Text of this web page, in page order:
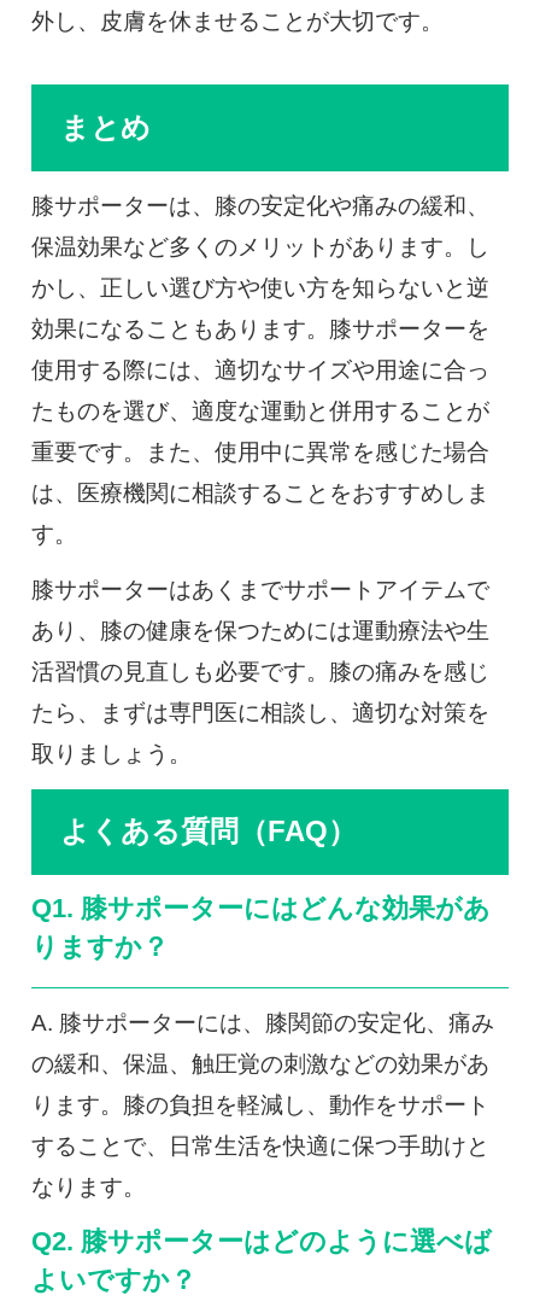
外し、皮膚を休ませることが大切です。
まとめ
膝サポーターは、膝の安定化や痛みの緩和、
保温効果など多くのメリットがあります。し
かし、正しい選び方や使い方を知らないと逆
効果になることもあります。膝サポーターを
使用する際には、適切なサイズや用途に合っ
たものを選び、適度な運動と併用することが
重要です。また、使用中に異常を感じた場合
は、医療機関に相談することをおすすめしま
す。
膝サポーターはあくまでサポートアイテムで
あり、膝の健康を保つためには運動療法や生
活習慣の見直しも必要です。膝の痛みを感じ
たら、まずは専門医に相談し、適切な対策を
取りましょう。
よくある質問（FAQ）
Q1. 膝サポーターにはどんな効果があ
りますか？
A. 膝サポーターには、膝関節の安定化、痛み
の緩和、保温、触圧覚の刺激などの効果があ
ります。膝の負担を軽減し、動作をサポート
することで、日常生活を快適に保つ手助けと
なります。
Q2. 膝サポーターはどのように選べば
よいですか？